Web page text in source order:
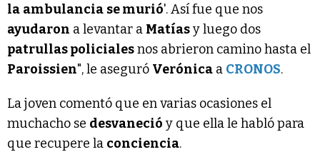
la ambulancia se murió'. Así fue que nos
ayudaron a levantar a Matíasy luego dos
patrullas policialesnos abrieron camino hasta el
Paroissien", le aseguró Verónica a CRONOS.
La joven comentó que en varias ocasiones el
muchacho se desvaneció y que ella le habló para
que recupere la conciencia.